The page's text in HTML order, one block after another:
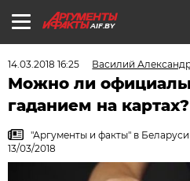
AIF.BY
14.03.2018 16:25 Василий
Можно ли
гаданием на картах?
"Аргументы и факты" в
13/03/2018